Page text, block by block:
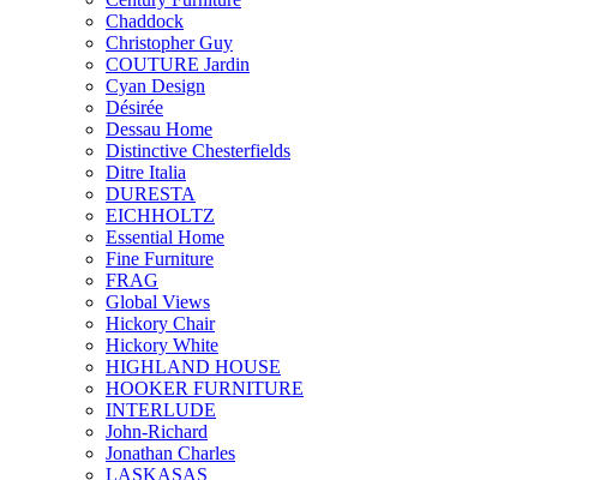
Chaddock
Christopher Guy
COUTURE Jardin
Cyan Design
Désirée
Dessau Home
Distinctive Chesterfields
Ditre Italia
DURESTA
EICHHOLTZ
Essential Home
Fine Furniture
FRAG
Global Views
Hickory Chair
Hickory White
HIGHLAND HOUSE
HOOKER FURNITURE
INTERLUDE
John-Richard
Jonathan Charles
LASKASAS